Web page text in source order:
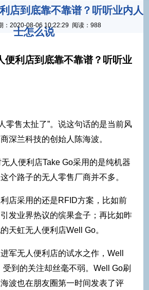
店到底靠不靠谱？听听业内人
士怎么说
2020-08-06 10:22:29 阅读：988
零售太扯了”。说这句话的是当前风
深兰科技的创始人陈海波。
人便利店Take Go采用的是纯机器
个路子的无人零售厂商并不多。
店采用的还是RFID方案，比如前
发业界热议的缤果盒子；再比如昨
天虹无人便利店Well Go。
军无人便利店的试水之作，Well
到的关注却丝毫不弱。Well Go刷
波也在朋友圈第一时间发表了评